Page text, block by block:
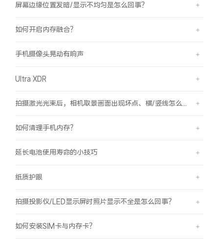
屏幕边缘位置发暗/显示不均匀是怎么回事？
如何开启内存融合？
手机摄像头晃动有响声
Ultra XDR
如何清理手机内存？
延长电池使用寿命的小技巧
纸质护眼
拍摄投影仪/LED显示屏时照片显示不全是怎么回事？
如何安装SIM卡与内存卡？